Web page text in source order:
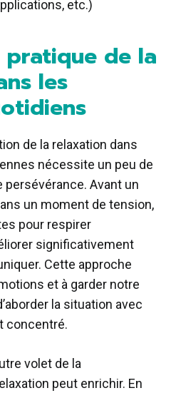
etc.)
pratique de la
les
de la relaxation dans
nécessite un peu de
persévérance. Avant un
un moment de tension,
pour respirer
significativement
Cette approche
et à garder notre
la situation avec
concentré.
volet de la
peut enrichir. En